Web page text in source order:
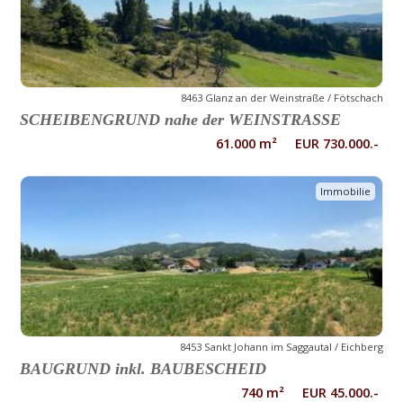
8463 Glanz an der Weinstraße / Fötschach
SCHEIBENGRUND nahe der WEINSTRASSE
61.000 m² EUR 730.000.-
Immobilie
8453 Sankt Johann im Saggautal / Eichberg
BAUGRUND inkl. BAUBESCHEID
740 m² EUR 45.000.-